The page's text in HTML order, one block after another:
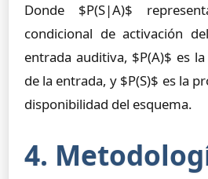
Donde $P(S|A)$
condicional de activación
entrada auditiva, $P(A)$ es
de la entrada, y $P(S)$ es la
disponibilidad del esquema.
4.